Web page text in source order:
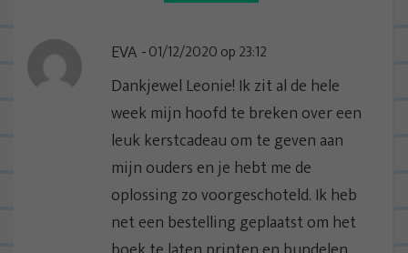
EVA 01/12/2020 op 23:12
Dankjewel Leonie! Ik zit al de hele
week mijn hoofd te breken over een
leuk kerstcadeau om te geven aan
mijn ouders en je hebt me de
oplossing zo voorgeschoteld. Ik heb
net een bestelling geplaatst om het